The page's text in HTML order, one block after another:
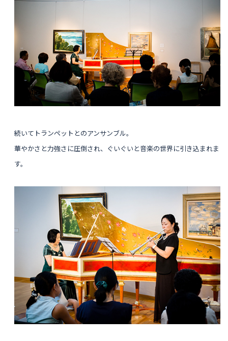
続いてトランペットとのアンサンブル。
華やかさと力強さに圧倒され、ぐいぐいと音楽の世界に引き込まれま
す。